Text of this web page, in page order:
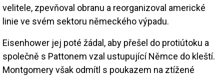
velitele, zpevňoval obranu a reorganizoval americké
linie ve svém sektoru německého výpadu.
Eisenhower jej poté žádal, aby přešel do protiútoku a
společně s Pattonem vzal ustupující Němce do kleští.
Montgomery však odmítl s poukazem na ztížené